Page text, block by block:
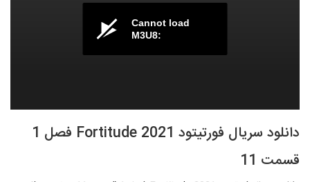
Cannot load
M3U8:
دانلود سریال فورتیتود Fortitude 2021 فصل 1
قسمت 11